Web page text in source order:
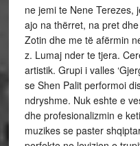
ne jemi te Nene Terezes,
ajo na thërret, na pret
Zotin dhe me të afërmin
z. Lumaj nder te tjera.
artistik. Grupi i valles
se Shen Palit performoi
ndryshme. Nuk eshte e
dhe profesionalizmin e
muzikes se paster